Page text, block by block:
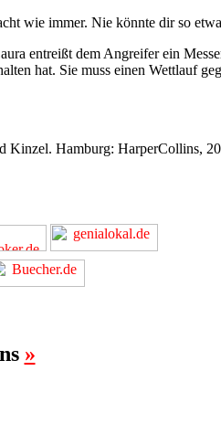
wie immer. Nie könnte dir so
entreißt dem Angreifer ein
hat. Sie muss einen Wettlauf
Kinzel. Hamburg: HarperCollins,
»